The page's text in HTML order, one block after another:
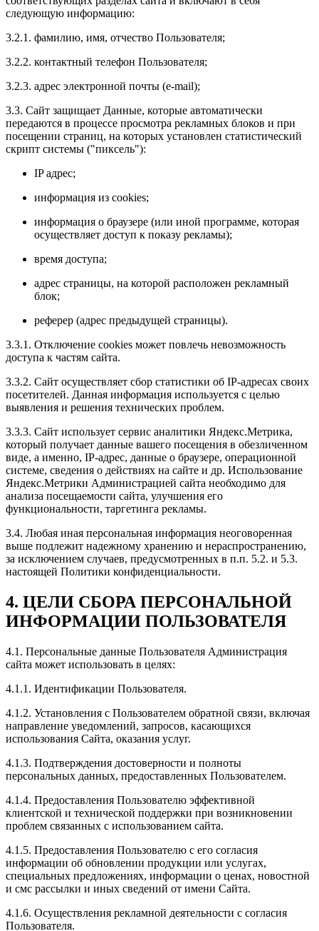
следующую информацию:
3.2.1. фамилию, имя, отчество Пользователя;
3.2.2. контактный телефон Пользователя;
3.2.3. адрес электронной почты (e-mail);
3.3. Сайт защищает Данные, которые автоматически
передаются в процессе просмотра рекламных блоков и при
посещении страниц, на которых установлен статистический
скрипт системы ("пиксель"):
IP адрес;
информация из cookies;
информация о браузере (или иной программе, которая
осуществляет доступ к показу рекламы);
время доступа;
адрес страницы, на которой расположен рекламный
блок;
реферер (адрес предыдущей страницы).
3.3.1. Отключение cookies может повлечь невозможность
доступа к частям сайта.
3.3.2. Сайт осуществляет сбор статистики об IP-адресах своих
посетителей. Данная информация используется с целью
выявления и решения технических проблем.
3.3.3. Сайт использует сервис аналитики Яндекс.Метрика,
который получает данные вашего посещения в обезличенном
виде, а именно, IP-адрес, данные о браузере, операционной
системе, сведения о действиях на сайте и др. Использование
Яндекс.Метрики Администрацией сайта необходимо для
анализа посещаемости сайта, улучшения его
функциональности, таргетинга рекламы.
3.4. Любая иная персональная информация неоговоренная
выше подлежит надежному хранению и нераспространению,
за исключением случаев, предусмотренных в п.п. 5.2. и 5.3.
настоящей Политики конфиденциальности.
4. ЦЕЛИ СБОРА ПЕРСОНАЛЬНОЙ
ИНФОРМАЦИИ ПОЛЬЗОВАТЕЛЯ
4.1. Персональные данные Пользователя Администрация
сайта может использовать в целях:
4.1.1. Идентификации Пользователя.
4.1.2. Установления с Пользователем обратной связи, включая
направление уведомлений, запросов, касающихся
использования Сайта, оказания услуг.
4.1.3. Подтверждения достоверности и полноты
персональных данных, предоставленных Пользователем.
4.1.4. Предоставления Пользователю эффективной
клиентской и технической поддержки при возникновении
проблем связанных с использованием сайта.
4.1.5. Предоставления Пользователю с его согласия
информации об обновлении продукции или услугах,
специальных предложениях, информации о ценах, новостной
и смс рассылки и иных сведений от имени Сайта.
4.1.6. Осуществления рекламной деятельности с согласия
Пользователя.